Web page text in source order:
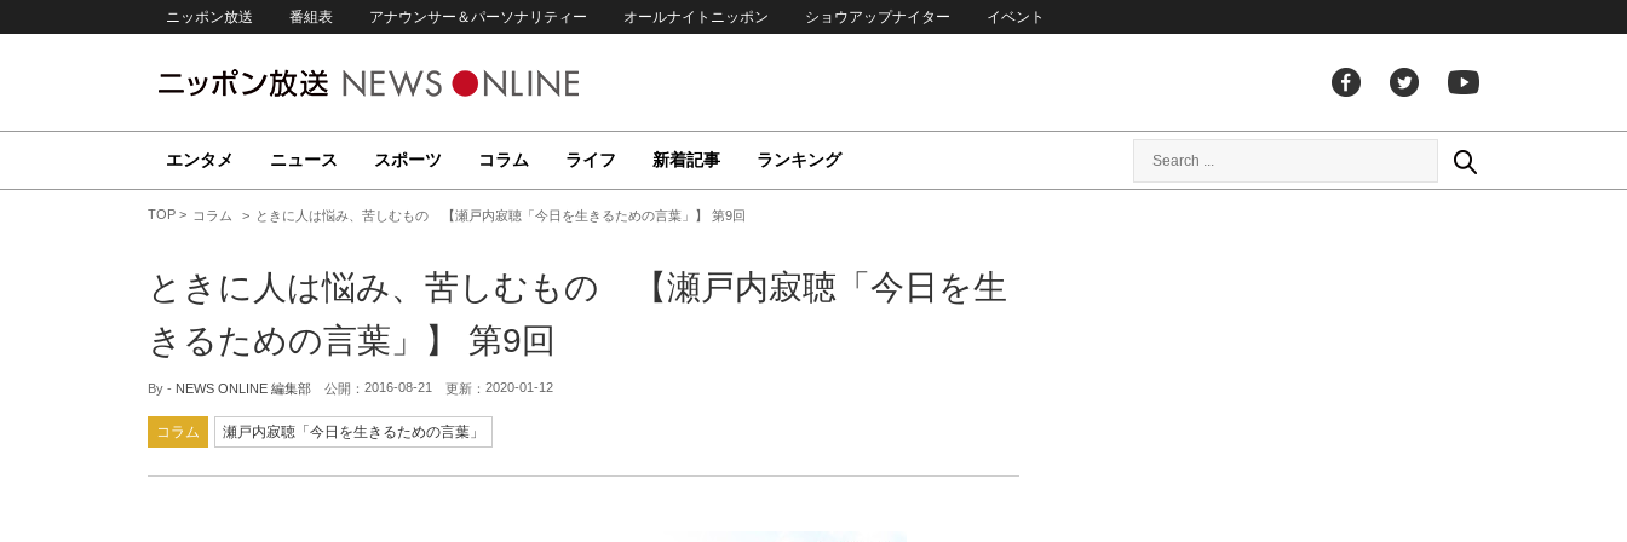
ニッポン放送 番組表 アナウンサー＆パーソナリティー オールナイトニッポン ショウアップナイター イベント
エンタメ ニュース スポーツ コラム ライフ 新着記事 ランキング
TOP コラム ときに人は悩み、苦しむもの 【瀬戸内寂聴「今日を生きるための言葉」】 第9回
ときに人は悩み、苦しむもの 【瀬戸内寂聴「今日を生
きるための言葉」】 第9回
By - NEWS ONLINE 編集部 公開： 2016-08-21 更新： 2020-01-12
コラム 瀬戸内寂聴「今日を生きるための言葉」